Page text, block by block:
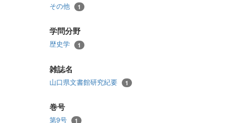
その他 1
学問分野
歴史学 1
雑誌名
山口県文書館研究紀要 1
巻号
第9号 1